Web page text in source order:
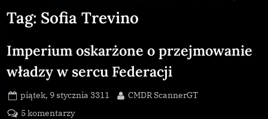
Tag: Sofia Trevino
Imperium oskarżone o przejmowanie
władzy w sercu Federacji
Posted
on
piątek, 9 stycznia 3311 By
CMDR ScannerGT
5 komentarzydo